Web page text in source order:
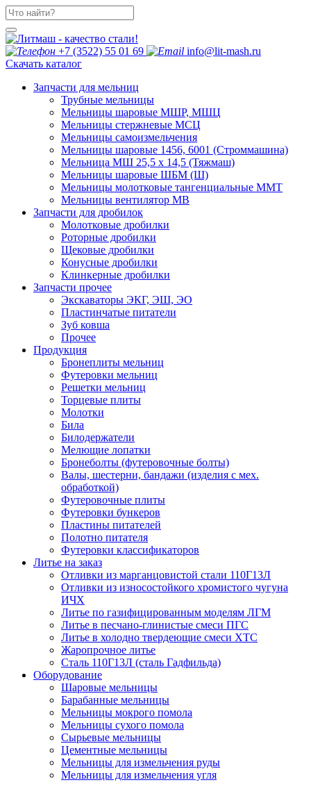
+7 (3522) 55 01 69
info@lit-mash.ru
Скачать каталог
Запчасти для мельниц
Трубные мельницы
Мельницы шаровые МШР, МШЦ
Мельницы стержневые МСЦ
Мельницы самоизмельчения
Мельницы шаровые 1456, 6001 (Строммашина)
Мельница МШ 25,5 х 14,5 (Тяжмаш)
Мельницы шаровые ШБМ (Ш)
Мельницы молотковые тангенциальные ММТ
Мельницы вентилятор МВ
Запчасти для дробилок
Молотковые дробилки
Роторные дробилки
Щековые дробилки
Конусные дробилки
Клинкерные дробилки
Запчасти прочее
Экскаваторы ЭКГ, ЭШ, ЭО
Пластинчатые питатели
Зуб ковша
Прочее
Продукция
Бронеплиты мельниц
Футеровки мельниц
Решетки мельниц
Торцевые плиты
Молотки
Била
Билодержатели
Мелющие лопатки
Бронеболты (футеровочные болты)
Валы, шестерни, бандажи (изделия с мех.
обработкой)
Футеровочные плиты
Футеровки бункеров
Пластины питателей
Полотно питателя
Футеровки классификаторов
Литье на заказ
Отливки из марганцовистой стали 110Г13Л
Отливки из износостойкого хромистого чугуна
ИЧХ
Литье по газифицированным моделям ЛГМ
Литье в песчано-глинистые смеси ПГС
Литье в холодно твердеющие смеси ХТС
Жаропрочное литье
Сталь 110Г13Л (сталь Гадфильда)
Оборудование
Шаровые мельницы
Барабанные мельницы
Мельницы мокрого помола
Мельницы сухого помола
Сырьевые мельницы
Цементные мельницы
Мельницы для измельчения руды
Мельницы для измельчения угля